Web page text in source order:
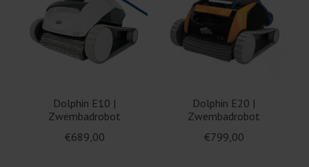
Dolphin E10 |
Zwembadrobot
€689,00
Dolphin E20 |
Zwembadrobot
€799,00